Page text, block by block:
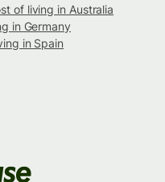
of living in Australia
in Germany
in Spain